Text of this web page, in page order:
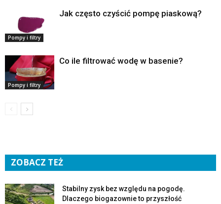
Pompy i filtry
Jak często czyścić pompę piaskową?
Pompy i filtry
Co ile filtrować wodę w basenie?
ZOBACZ TEŻ
Stabilny zysk bez względu na pogodę.
Dlaczego biogazownie to przyszłość